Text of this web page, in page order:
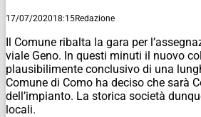
17/07/202018:15Redazione
Il Comune ribalta la gara per
viale Geno. In questi minuti il nuovo
plausibilimente conclusivo di una
Comune di Como ha deciso che sarà
dell’impianto. La storica società
locali.